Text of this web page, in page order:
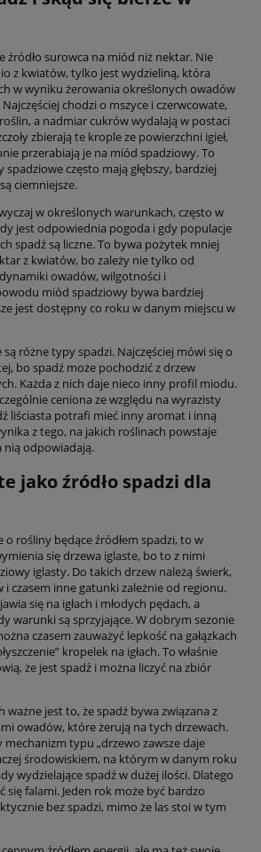
źródło surowca na miód niż nektar. Nie
z kwiatów, tylko jest wydzieliną, która
w wyniku żerowania określonych owadów
chodzi o mszyce i czerwcowate,
a nadmiar cukrów wydalają w postaci
zbierają te krople ze powierzchni igieł,
przerabiają je na miód spadziowy. To
spadziowe często mają głębszy, bardziej
ciemniejsze.
w określonych warunkach, często w
jest odpowiednia pogoda i gdy populacje
spadź są liczne. To bywa pożytek mniej
z kwiatów, bo zależy nie tylko od
owadów, wilgotności i
miód spadziowy bywa bardziej
jest dostępny co roku w danym miejscu w
różne typy spadzi. Najczęściej mówi się o
bo spadź może pochodzić z drzew
Każda z nich daje nieco inny profil miodu.
ceniona ze względu na wyrazisty
liściasta potrafi mieć inny aromat i inną
z tego, na jakich roślinach powstaje
nią odpowiadają.
jako źródło spadzi dla
o rośliny będące źródłem spadzi, to w
się drzewa iglaste, bo to z nimi
iglasty. Do takich drzew należą świerk,
i czasem inne gatunki zależnie od regionu.
się na igłach i młodych pędach, a
warunki są sprzyjające. W dobrym sezonie
czasem zauważyć lepkość na gałązkach
kropelek na igłach. To właśnie
że jest spadź i można liczyć na zbiór
ważne jest to, że spadź bywa związana z
owadów, które żerują na tych drzewach.
typu „drzewo zawsze daje
środowiskiem, na którym w danym roku
wydzielające spadź w dużej ilości. Dlatego
falami. Jeden rok może być bardzo
bez spadzi, mimo że las stoi w tym